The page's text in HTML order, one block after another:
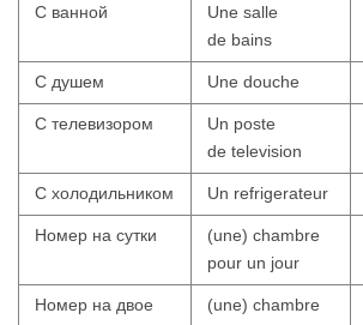
С ванной
Une salle
de bains
С душем Une douche
С телевизором
Un poste
de television
С холодильником Un refrigerateur
Номер на сутки
(une) chambre
pour un jour
Номер на двое
(une) chambre